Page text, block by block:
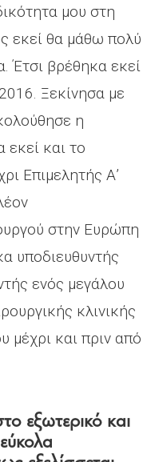
μου στη
εκεί θα μάθω πολύ
Έτσι βρέθηκα εκεί
Ξεκίνησα με
η
εκεί και το
Επιμελητής Α’
στην Ευρώπη
υποδιευθυντής
ενός μεγάλου
κλινικής
μέχρι και πριν από
εξωτερικό και